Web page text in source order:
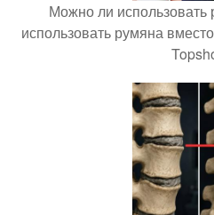
Можно ли использовать
использовать румяна